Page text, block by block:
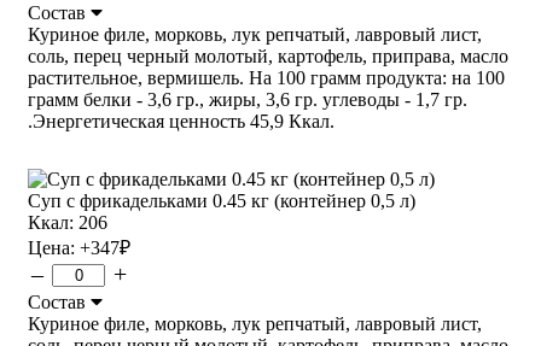
Состав
Куриное филе, морковь, лук репчатый, лавровый лист,
соль, перец черный молотый, картофель, приправа, масло
растительное, вермишель. На 100 грамм продукта: на 100
грамм белки - 3,6 гр., жиры, 3,6 гр. углеводы - 1,7 гр.
.Энергетическая ценность 45,9 Ккал.
Суп с фрикадельками 0.45 кг (контейнер 0,5 л)
Ккал: 206
Цена: +347₽
– +
Состав
Куриное филе, морковь, лук репчатый, лавровый лист,